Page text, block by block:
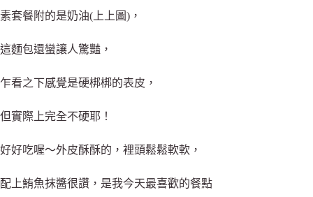
素套餐附的是奶油(上上圖)，
這麵包還蠻讓人驚豔，
乍看之下感覺是硬梆梆的表皮，
但實際上完全不硬耶！
好好吃喔～外皮酥酥的，裡頭鬆鬆軟軟，
配上鮪魚抹醬很讚，是我今天最喜歡的餐點